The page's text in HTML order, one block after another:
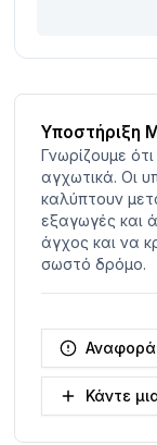
Υποστήριξη
Γνωρίζουμε
αγχωτικά. Οι
καλύπτουν
εξαγωγές και
άγχος και να
σωστό δρόμο.
Κάντε